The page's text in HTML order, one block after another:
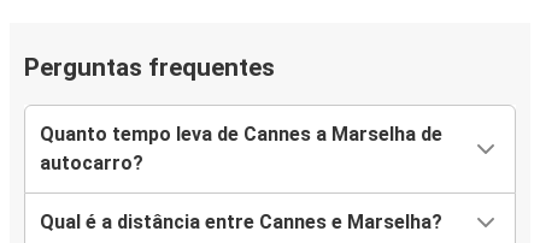
Perguntas frequentes
Quanto tempo leva de Cannes a Marselha de
autocarro?
Qual é a distância entre Cannes e Marselha?